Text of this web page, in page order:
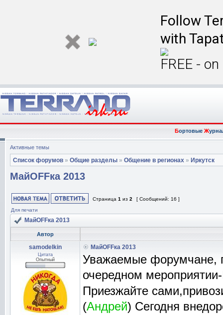
Follow
with
FREE -
БортовыеЖ
Активные темы
Список форумов » Общие разделы » Общение в регионах » Иркутск
МайOFFка 2013
Страница 1 из 2
[ Сообщений: 16 ]
Для печати
МайOFFка 2013
Автор
samodelkin
Цитата
Опытный
МайOFFка 2013
Уважаемые форумчане,
очередном
Приезжайте
(Андрей) Сегодня